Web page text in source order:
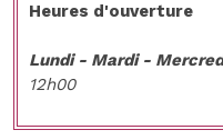
Heures d'ouverture
Lundi - Mardi -
12h00